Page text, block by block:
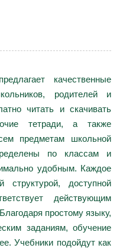
качественные
родителей и
читать и скачивать
тетради, а также
предметам школьной
по классам и
удобным. Каждое
структурой, доступной
действующим
простому языку,
заданиям, обучение
Учебники подойдут как